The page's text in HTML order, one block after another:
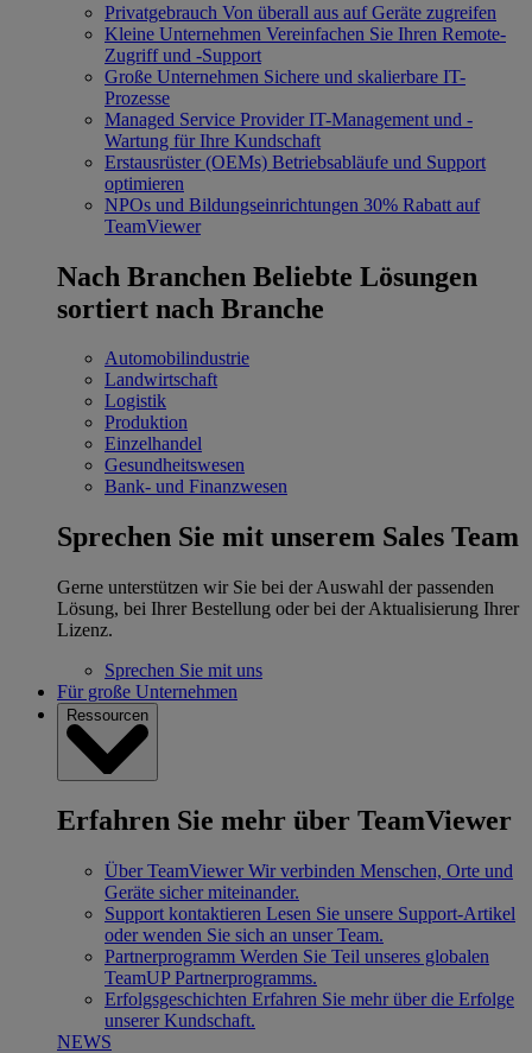
Privatgebrauch Von überall aus auf Geräte zugreifen
Kleine Unternehmen Vereinfachen Sie Ihren Remote-
Zugriff und -Support
Große Unternehmen Sichere und skalierbare IT-
Prozesse
Managed Service Provider IT-Management und -
Wartung für Ihre Kundschaft
Erstausrüster (OEMs) Betriebsabläufe und Support
optimieren
NPOs und Bildungseinrichtungen 30% Rabatt auf
TeamViewer
Nach Branchen Beliebte Lösungen
sortiert nach Branche
Automobilindustrie
Landwirtschaft
Logistik
Produktion
Einzelhandel
Gesundheitswesen
Bank- und Finanzwesen
Sprechen Sie mit unserem Sales Team
Gerne unterstützen wir Sie bei der Auswahl der passenden
Lösung, bei Ihrer Bestellung oder bei der Aktualisierung Ihrer
Lizenz.
Sprechen Sie mit uns
Für große Unternehmen
Ressourcen
Erfahren Sie mehr über TeamViewer
Über TeamViewer Wir verbinden Menschen, Orte und
Geräte sicher miteinander.
Support kontaktieren Lesen Sie unsere Support-Artikel
oder wenden Sie sich an unser Team.
Partnerprogramm Werden Sie Teil unseres globalen
TeamUP Partnerprogramms.
Erfolgsgeschichten Erfahren Sie mehr über die Erfolge
unserer Kundschaft.
NEWS